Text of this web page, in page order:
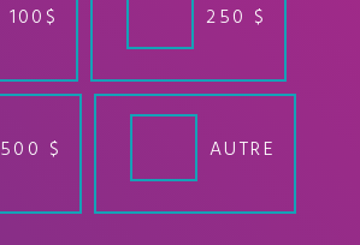
100$ 250 $
500 $ AUTRE